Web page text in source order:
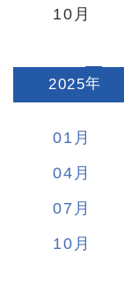
10
2025:
01
04
07
10